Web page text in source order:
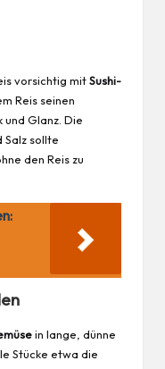
vorsichtig mitSushi-
Reis seinen
Glanz. Die
Salz sollte
den Reis zu
in lange, dünne
Stücke etwa die